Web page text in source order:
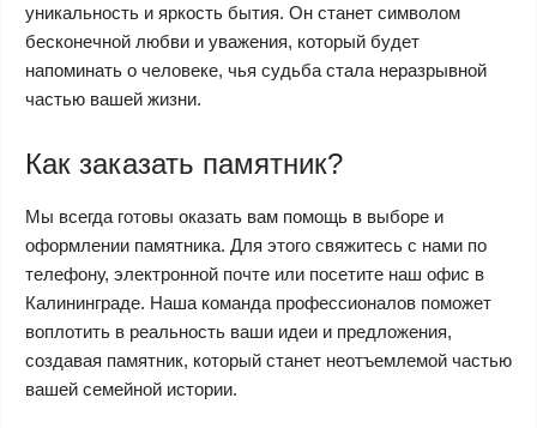
уникальность и яркость бытия. Он станет символом
бесконечной любви и уважения, который будет
напоминать о человеке, чья судьба стала неразрывной
частью вашей жизни.
Как заказать памятник?
Мы всегда готовы оказать вам помощь в выборе и
оформлении памятника. Для этого свяжитесь с нами по
телефону, электронной почте или посетите наш офис в
Калининграде. Наша команда профессионалов поможет
воплотить в реальность ваши идеи и предложения,
создавая памятник, который станет неотъемлемой частью
вашей семейной истории.